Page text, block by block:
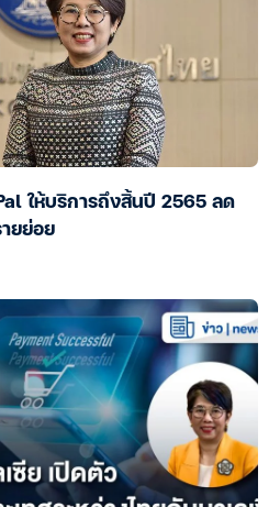
ให้บริการถึงสิ้นปี 2565 ลด
ยย่อย